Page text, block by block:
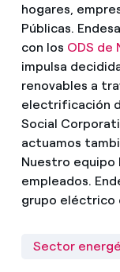
hogares,
Públicas.
con los ODS de
impulsa
renovables a
electrificación
Social
actuamos
Nuestro equipo
empleados.
grupo eléctrico
Sector